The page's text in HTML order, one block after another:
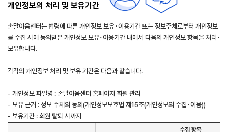
개인정보의 처리 및 보유기간
손말이음센터는 법령에 따른 개인정보 보유･이용기간 또는 정보주체로부터 개인정보
를 수집 시에 동의받은 개인정보 보유･이용기간 내에서 다음의 개인정보 항목을 처리･
보유합니다.
각각의 개인정보 처리 및 보유 기간은 다음과 같습니다.
- 개인정보 파일명 : 손말이음센터 홈페이지 회원 관리
- 보유 근거 : 정보 주체의 동의(개인정보보호법 제15조(개인정보의 수집･이용))
- 보유기간 : 회원 탈퇴 시까지
수집 항목